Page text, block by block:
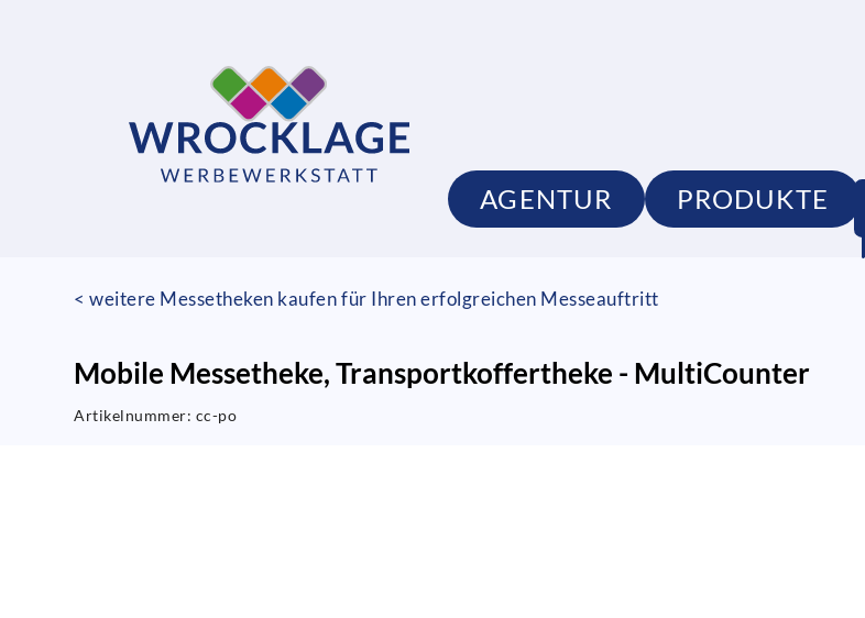
AGENTUR PRODUKTE
< weitere Messetheken kaufen für Ihren erfolgreichen Messeauftritt
Mobile Messetheke, Transportkoffertheke - MultiCounter
Artikelnummer: cc-po